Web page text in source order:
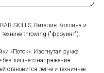
SKILLS, Виталия Колпина и
throwing ("фроуинг").
«Поток». Изогнутая ручка
без лишнего напряжения
становится легче и техничнее.